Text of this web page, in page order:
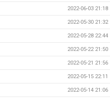
2022-06-03 21:18
2022-05-30 21:32
2022-05-28 22:44
2022-05-22 21:50
2022-05-21 21:56
2022-05-15 22:11
2022-05-14 21:06